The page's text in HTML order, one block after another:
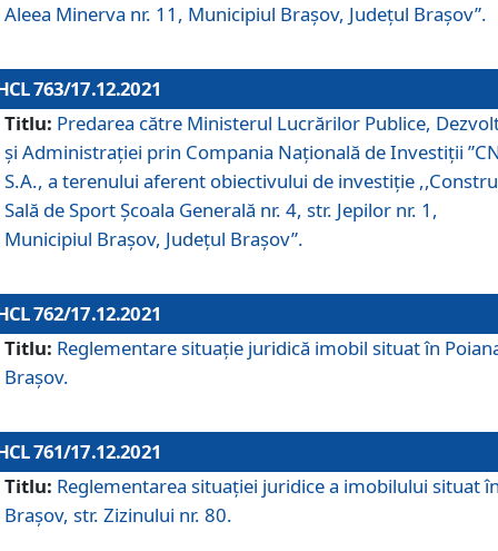
Aleea Minerva nr. 11, Municipiul Brașov, Județul Brașov”.
763/17.12.2021
Titlu: Predarea către Ministerul Lucrărilor Publice,
și Administrației prin Compania Naţională de Investiţii
S.A., a terenului aferent obiectivului de investiție
Sală de Sport Școala Generală nr. 4, str. Jepilor nr. 1,
Municipiul Brașov, Județul Brașov”.
762/17.12.2021
Titlu: Reglementare situație juridică imobil situat în
Brașov.
761/17.12.2021
Titlu: Reglementarea situației juridice a imobilului situat
Brașov, str. Zizinului nr. 80.